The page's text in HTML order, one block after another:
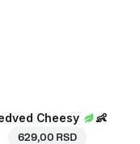
Cheesy 👶
629,00 RSD